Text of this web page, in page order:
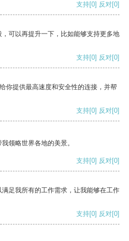
支持[0] 反对[0]
可以再提升一下，比如能够支持更多地
支持[0] 反对[0]
你提供最高速度和安全性的连接，并帮
支持[0] 反对[0]
领略世界各地的美景。
支持[0] 反对[0]
足我所有的工作需求，让我能够在工作
支持[0] 反对[0]